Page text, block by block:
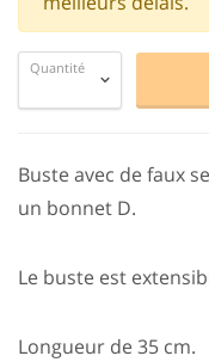
Quantité
Buste avec de faux
un bonnet D.
Le buste est
Longueur de 35 cm.